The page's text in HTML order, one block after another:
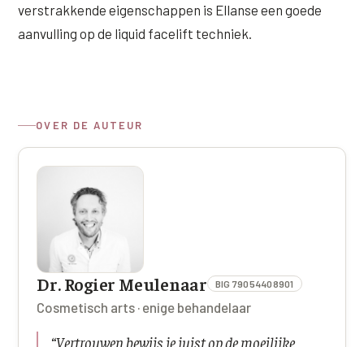
Wangen
Decolleté
Hyperpigmentatie
Overmatig zweten
Kaalheid en haarverlies
Saypha Volume Plus
Teosyal Redensity
Epionce huidverzorging
Plexr Soft Surgery
PRP-behandeling
Volume Verlies Profiel
verstrakkende eigenschappen is Ellanse een goede
aanvulling op de liquid facelift techniek.
OVER DE AUTEUR
Dr. Rogier Meulenaar BIG 79054408901
Cosmetisch arts · enige behandelaar
“Vertrouwen bewijs je juist op de moeilijke